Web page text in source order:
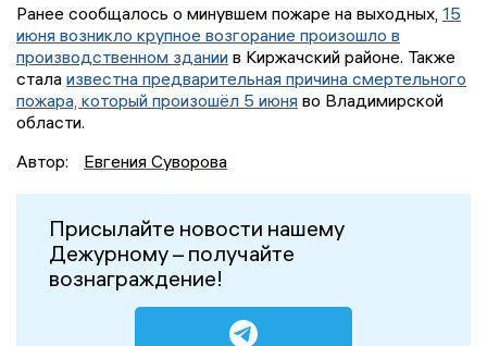
Ранее сообщалось о минувшем пожаре на выходных, 15
июня возникло крупное возгорание произошло в
производственном здании в Киржачский районе. Также
стала известна предварительная причина смертельного
пожара, который произошёл 5 июня во Владимирской
области.
Автор:
Евгения Суворова
Присылайте новости нашему
Дежурному – получайте
вознаграждение!